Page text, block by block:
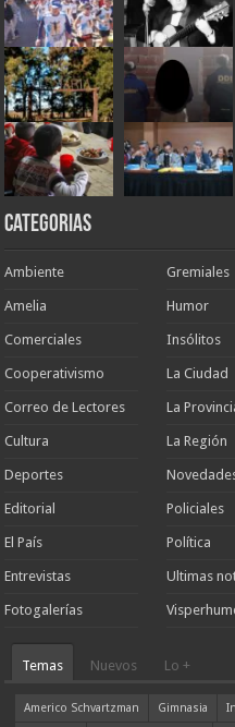
Categorias
Ambiente
Amelia
Comerciales
Cooperativismo
Correo de Lectores
Cultura
Deportes
Editorial
El País
Entrevistas
Fotogalerías
Gremiales
Humor
Insólitos
La Ciudad
La
La Región
Policiales
Política
Ultimas
Temas Nuevos Lo +
Americo Schvartzman Gimnasia